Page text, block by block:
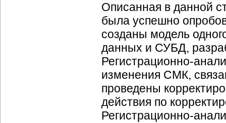
Описанная в данной
была успешно
созданы модель
данных и СУБД,
Регистрационно-
изменения СМК,
проведены
действия по
Регистрационно-